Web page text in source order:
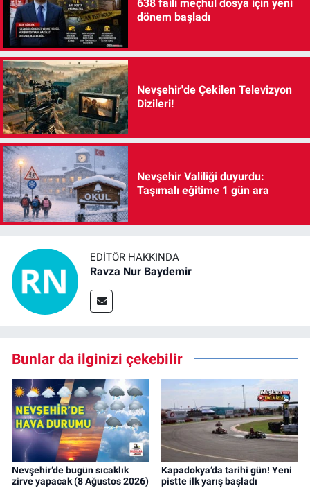
638 faili meçhul dosya için yeni
dönem başladı
Nevşehir'de Çekilen Televizyon
Dizileri!
Nevşehir Valiliği duyurdu:
Taşımalı eğitime 1 gün ara
EDITÖR HAKKINDA
Ravza Nur Baydemir
Bunlar da ilginizi çekebilir
Nevşehir’de bugün sıcaklık
zirve yapacak (8 Ağustos 2026)
Kapadokya’da tarihi gün! Yeni
pistte ilk yarış başladı